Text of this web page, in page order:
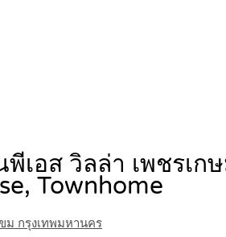
เอส วิลล่า เพชรเ
Townhome
ม กรุงเทพมหานคร